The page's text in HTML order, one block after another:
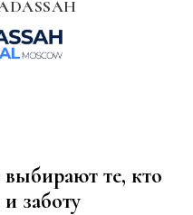
те, кто
заботу